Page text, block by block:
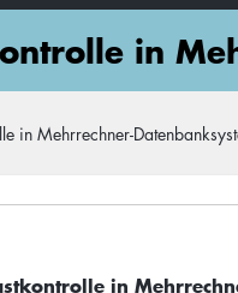
in
in Mehrrechner-
in